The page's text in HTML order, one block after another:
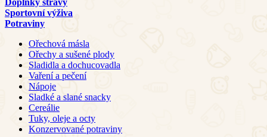
Sportovní výživa
Potraviny
Ořechová másla
Ořechy a sušené plody
Sladidla a dochucovadla
Vaření a pečení
Nápoje
Sladké a slané snacky
Cereálie
Tuky, oleje a octy
Konzervované potraviny